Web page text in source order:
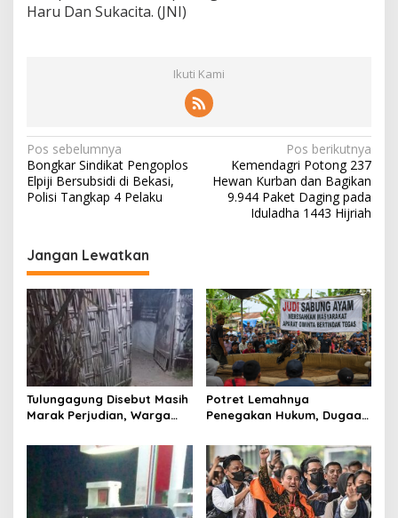
Haru Dan Sukacita. (JNI)
Ikuti Kami
N
a
v
g
a
s
i
p
o
s
Pos sebelumnya
Bongkar Sindikat Pengoplos
Elpiji Bersubsidi di Bekasi,
Polisi Tangkap 4 Pelaku
Pos berikutnya
Kemendagri Potong 237
Hewan Kurban dan Bagikan
9.944 Paket Daging pada
Iduladha 1443 Hijriah
Jangan Lewatkan
Tulungagung Disebut Masih
Marak Perjudian, Warga
hingga Usut Dugaan Beking
Potret Lemahnya
Penegakan Hukum, Dugaan
Tulungagung Tuai Sorotan